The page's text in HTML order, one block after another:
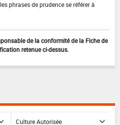
phrases de prudence se référer à
de la conformité de la Fiche de
retenue ci-dessus.